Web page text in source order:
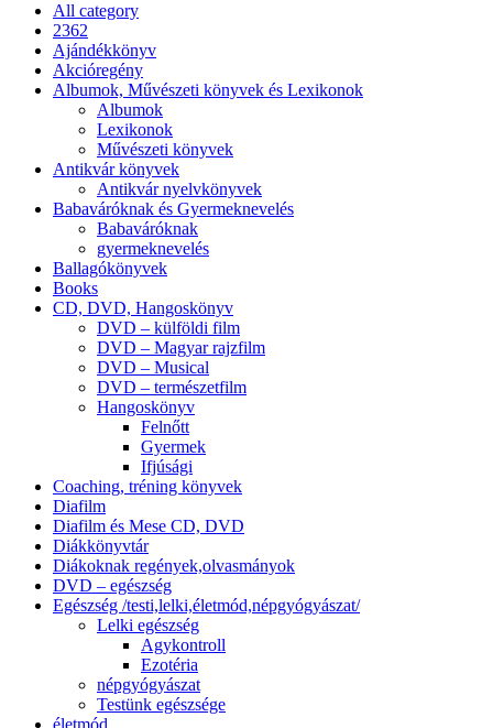
All category
2362
Ajándékkönyv
Akcióregény
Albumok, Művészeti könyvek és Lexikonok
Albumok
Lexikonok
Művészeti könyvek
Antikvár könyvek
Antikvár nyelvkönyvek
Babaváróknak és Gyermeknevelés
Babaváróknak
gyermeknevelés
Ballagókönyvek
Books
CD, DVD, Hangoskönyv
DVD – külföldi film
DVD – Magyar rajzfilm
DVD – Musical
DVD – természetfilm
Hangoskönyv
Felnőtt
Gyermek
Ifjúsági
Coaching, tréning könyvek
Diafilm
Diafilm és Mese CD, DVD
Diákkönyvtár
Diákoknak regények,olvasmányok
DVD – egészség
Egészség /testi,lelki,életmód,népgyógyászat/
Lelki egészség
Agykontroll
Ezotéria
népgyógyászat
Testünk egészsége
életmód